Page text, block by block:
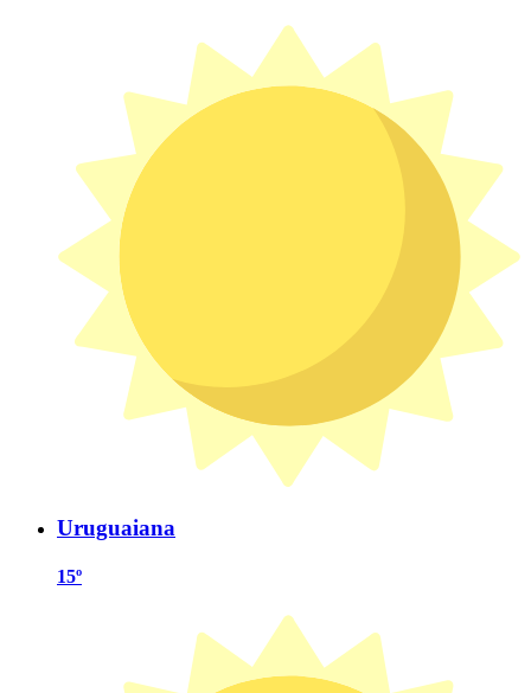
Uruguaiana
15º